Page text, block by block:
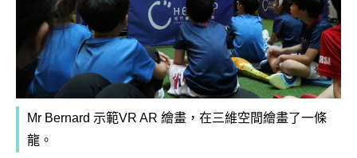
Mr Bernard 示範VR AR 繪畫，在三維空間繪畫了一條
龍。